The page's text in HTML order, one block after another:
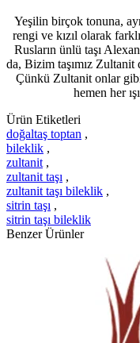
Yeşilin birçok tonuna,
rengi ve kızıl olarak
Rusların ünlü taşı
da, Bizim taşımız
Çünkü Zultanit onlar
hemen her
Ürün Etiketleri
doğaltaş toptan ,
bileklik ,
zultanit ,
zultanit taşı ,
zultanit taşı bileklik ,
sitrin taşı ,
sitrin taşı bileklik
Benzer Ürünler